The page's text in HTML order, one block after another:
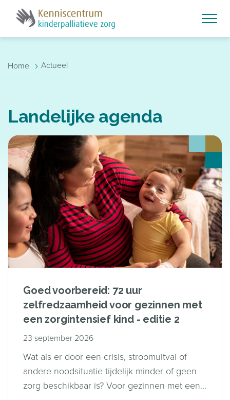
Skip to main content
Home › Actueel
Landelijke agenda
Goed voorbereid: 72 uur
zelfredzaamheid voor gezinnen met
een zorgintensief kind - editie 2
23 september 2026
Wat als er door een crisis, stroomuitval of
andere noodsituatie tijdelijk minder of geen
zorg beschikbaar is? Voor gezinnen met een